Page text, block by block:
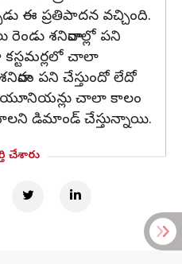
ఈ ప్రతిపాదన వచ్చింది.
రెండు శనివారాల్లో పని
కస్టమర్లలో చాలా
పని చేస్తుందో లేదో
యూనియన్లు చాలా కాలం
డిమాండ్ చేస్తున్నాయి.
చేశారు